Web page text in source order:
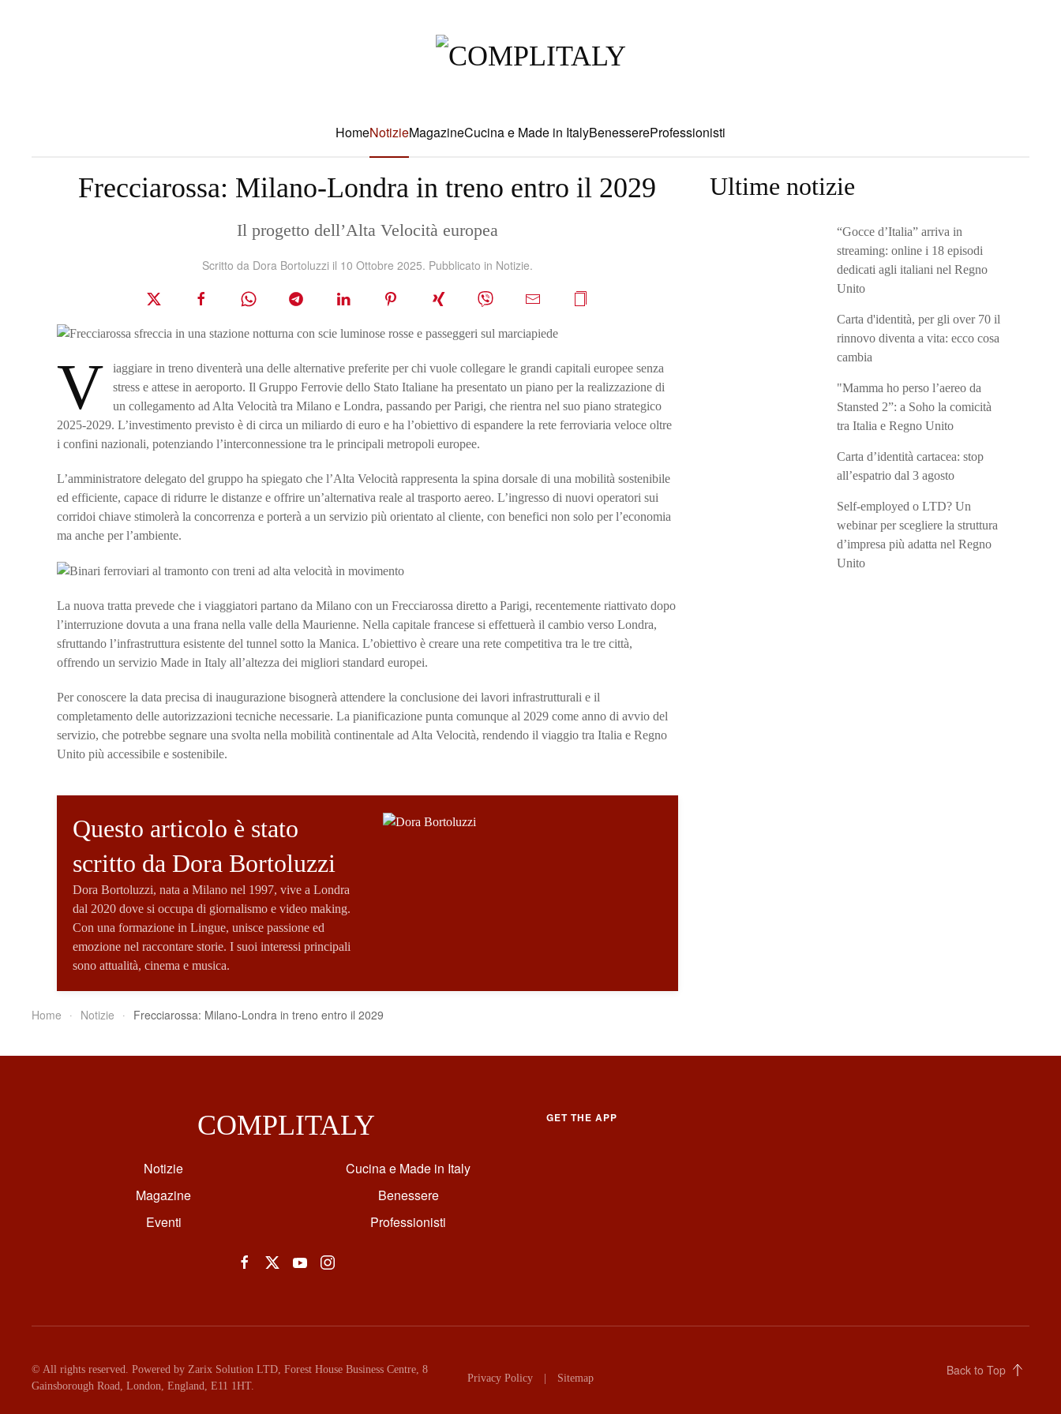
HomeNotizieMagazineCucina e Made in ItalyBenessereProfessionisti
Frecciarossa: Milano-Londra in treno entro il 2029
Il progetto dell’Alta Velocità europea
Scritto da Dora Bortoluzziil 10 Ottobre 2025. Pubblicato in Notizie.
V
iaggiare in treno diventerà una delle alternative preferite per chi vuole collegare le grandi capitali europee senza
stress e attese in aeroporto. Il Gruppo Ferrovie dello Stato Italiane ha presentato un piano per la realizzazione di
un collegamento ad Alta Velocità tra Milano e Londra, passando per Parigi, che rientra nel suo piano strategico
2025‑2029. L’investimento previsto è di circa un miliardo di euro e ha l’obiettivo di espandere la rete ferroviaria veloce oltre
i confini nazionali, potenziando l’interconnessione tra le principali metropoli europee.
L’amministratore delegato del gruppo ha spiegato che l’Alta Velocità rappresenta la spina dorsale di una mobilità sostenibile
ed efficiente, capace di ridurre le distanze e offrire un’alternativa reale al trasporto aereo. L’ingresso di nuovi operatori sui
corridoi chiave stimolerà la concorrenza e porterà a un servizio più orientato al cliente, con benefici non solo per l’economia
ma anche per l’ambiente.
La nuova tratta prevede che i viaggiatori partano da Milano con un Frecciarossa diretto a Parigi, recentemente riattivato dopo
l’interruzione dovuta a una frana nella valle della Maurienne. Nella capitale francese si effettuerà il cambio verso Londra,
sfruttando l’infrastruttura esistente del tunnel sotto la Manica. L’obiettivo è creare una rete competitiva tra le tre città,
offrendo un servizio Made in Italy all’altezza dei migliori standard europei.
Per conoscere la data precisa di inaugurazione bisognerà attendere la conclusione dei lavori infrastrutturali e il
completamento delle autorizzazioni tecniche necessarie. La pianificazione punta comunque al 2029 come anno di avvio del
servizio, che potrebbe segnare una svolta nella mobilità continentale ad Alta Velocità, rendendo il viaggio tra Italia e Regno
Unito più accessibile e sostenibile.
Questo articolo è stato
scritto da Dora Bortoluzzi
Dora Bortoluzzi, nata a Milano nel 1997, vive a Londra
dal 2020 dove si occupa di giornalismo e video making.
Con una formazione in Lingue, unisce passione ed
emozione nel raccontare storie. I suoi interessi principali
sono attualità, cinema e musica.
Ultime notizie
“Gocce d’Italia” arriva in
streaming: online i 18 episodi
dedicati agli italiani nel Regno
Unito
Carta d'identità, per gli over 70 il
rinnovo diventa a vita: ecco cosa
cambia
"Mamma ho perso l’aereo da
Stansted 2”: a Soho la comicità
tra Italia e Regno Unito
Carta d’identità cartacea: stop
all’espatrio dal 3 agosto
Self-employed o LTD? Un
webinar per scegliere la struttura
d’impresa più adatta nel Regno
Unito
Home Notizie Frecciarossa: Milano-Londra in treno entro il 2029
COMPLITALY
Notizie
Magazine
Eventi
Cucina e Made in Italy
Benessere
Professionisti
GET THE APP
© All rights reserved. Powered by Zarix Solution LTD, Forest House Business Centre, 8
Gainsborough Road, London, England, E11 1HT.
Privacy Policy Sitemap
Back to Top